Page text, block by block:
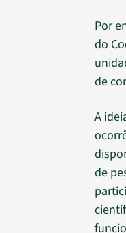
Por
do
de
A
de